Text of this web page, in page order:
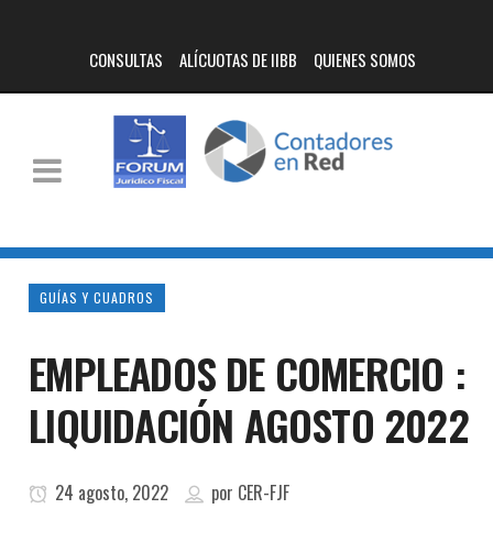
CONSULTAS ALÍCUOTAS DE IIBB QUIENES SOMOS
GUÍAS Y CUADROS
EMPLEADOS DE COMERCIO :
LIQUIDACIÓN AGOSTO 2022
24 agosto, 2022 por CER-FJF